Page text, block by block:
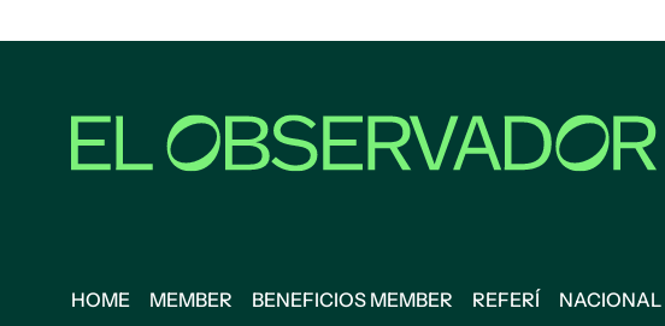
HOME MEMBER BENEFICIOS MEMBER REFERÍ NACIONAL